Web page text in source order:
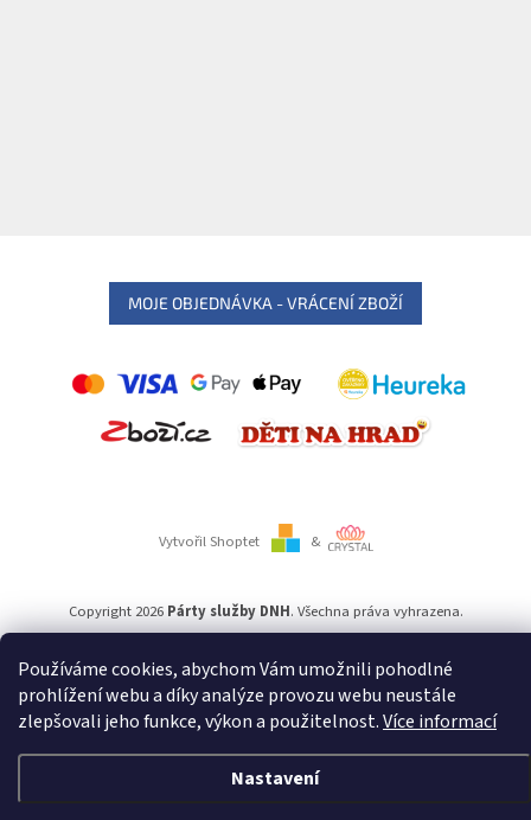
Používáme cookies, abychom Vám umožnili pohodlné
prohlížení webu a díky analýze provozu webu neustále
zlepšovali jeho funkce, výkon a použitelnost.Více informací
Nastavení
MOJE OBJEDNÁVKA - VRÁCENÍ ZBOŽÍ
Vytvořil Shoptet &
Copyright 2026 Párty služby DNH. Všechna práva vyhrazena.
Používámeověření věku Adulto